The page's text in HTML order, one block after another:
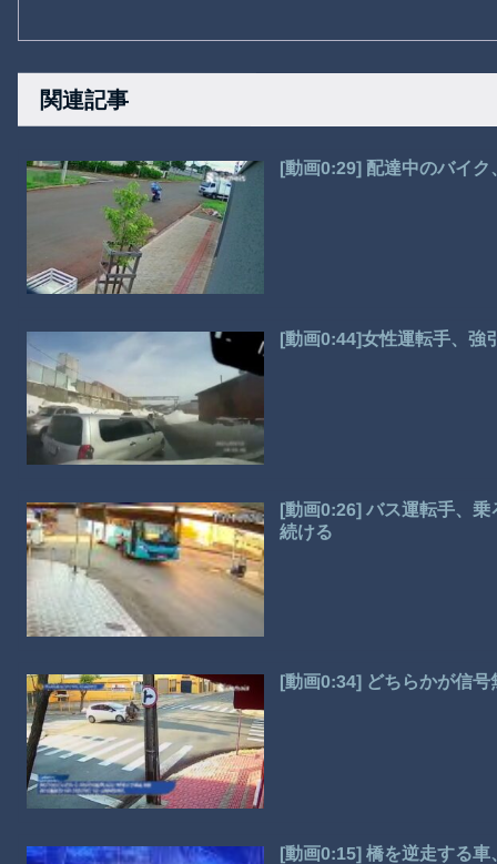
関連記事
[動画0:29] 配達中のバイ
[動画0:44]女性運転手、強
[動画0:26] バス運転手、
続ける
[動画0:34] どちらかが信
[動画0:15] 橋を逆走する